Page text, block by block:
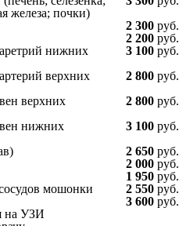
железа; почки)
2 300 руб.
2 200 руб.
нижних
3 100 руб.
верхних
2 800 руб.
верхних
2 800 руб.
нижних
3 100 руб.
2 650 руб.
2 000 руб.
1 950 руб.
мошонки 2 550 руб.
3 600 руб.
на УЗИ